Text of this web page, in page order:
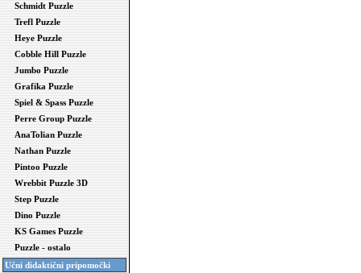
Schmidt Puzzle
Trefl Puzzle
Heye Puzzle
Cobble Hill Puzzle
Jumbo Puzzle
Grafika Puzzle
Spiel & Spass Puzzle
Perre Group Puzzle
AnaTolian Puzzle
Nathan Puzzle
Pintoo Puzzle
Wrebbit Puzzle 3D
Step Puzzle
Dino Puzzle
KS Games Puzzle
Puzzle - ostalo
Učni didaktični pripomočki